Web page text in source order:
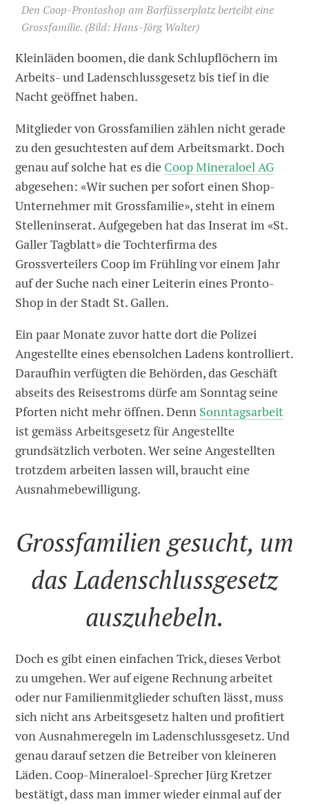
Den Coop-Prontoshop am Barfüsserplatz berteibt eine
Grossfamilie. (Bild: Hans-Jörg Walter)
Kleinläden boomen, die dank Schlupflöchern im
Arbeits- und Ladenschlussgesetz bis tief in die
Nacht geöffnet haben.
Mitglieder von Grossfamilien zählen nicht gerade
zu den gesuchtesten auf dem Arbeitsmarkt. Doch
genau auf solche hat es die Coop Mineraloel AG
abgesehen: «Wir suchen per sofort einen Shop-
Unternehmer mit Grossfamilie», steht in einem
Stelleninserat. Aufgegeben hat das ­Inserat im «St.
Galler Tagblatt» die Tochterfirma des
Grossverteilers Coop im Frühling vor einem Jahr
auf der Suche nach einer Leiterin eines Pronto-
Shop in der Stadt St. Gallen.
Ein paar Monate zuvor hatte dort die Polizei
Angestellte eines ebensolchen Ladens kontrolliert.
Daraufhin verfügten die Behörden, das Geschäft
abseits des Reisestroms dürfe am Sonntag seine
Pforten nicht mehr öffnen. Denn Sonntagsarbeit
ist gemäss Arbeitsgesetz für Angestellte
grundsätzlich verboten. Wer seine Angestellten
trotzdem arbeiten lassen will, braucht eine
Ausnahmebewilligung.
Grossfamilien gesucht, um
das Ladenschlussgesetz
auszuhebeln.
Doch es gibt einen einfachen Trick, dieses Verbot
zu umgehen. Wer auf ­eigene Rechnung arbeitet
oder nur Familienmitglieder schuften lässt, muss
sich nicht ans Arbeitsgesetz halten und profitiert
von Ausnahme­regeln im Ladenschlussgesetz. Und
genau darauf setzen die Betreiber von kleineren
Läden. Coop-Mineraloel-Sprecher Jürg Kretzer
bestätigt, dass man immer wieder einmal auf der